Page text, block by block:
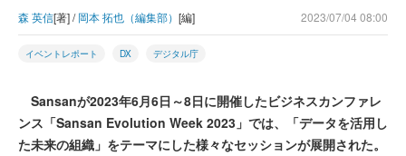
森 英信[著] /岡本 拓也（編集部） [編] 2023/07/04 08:00
イベントレポート DX デジタル庁
Sansanが2023年6月6日～8日に開催したビジネスカンファレ
ンス「Sansan Evolution Week 2023」では、「データを活用し
た未来の組織」をテーマにした様々なセッションが展開された。